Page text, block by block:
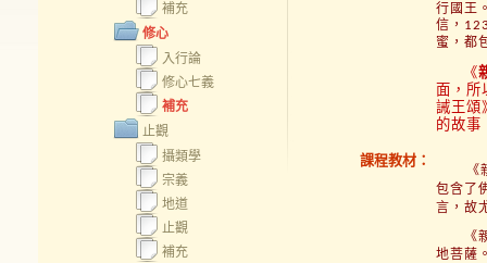
補充
修心
入行論
修心七義
補充
止觀
攝類學
宗義
地道
止觀
補充
行國王
信，
蜜，都
《
面，所
誡王頌
的故事
課程教材：
包含了
言，故
《親
地菩薩